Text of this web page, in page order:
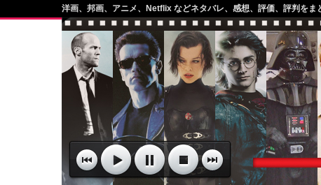
洋画、邦画、アニメ、Netflix などネタバレ、感想、評価、評判をま